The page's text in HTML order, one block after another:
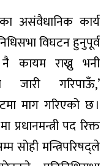
असंवैधानिक कार्य
विघटन हुनुपूर्व
नै कायम राख्नु भनी
जारी गरिपाऊँ,’
माग गरिएको छ ।
पद रिक्त
सोही मन्त्रिपरिषद्ले